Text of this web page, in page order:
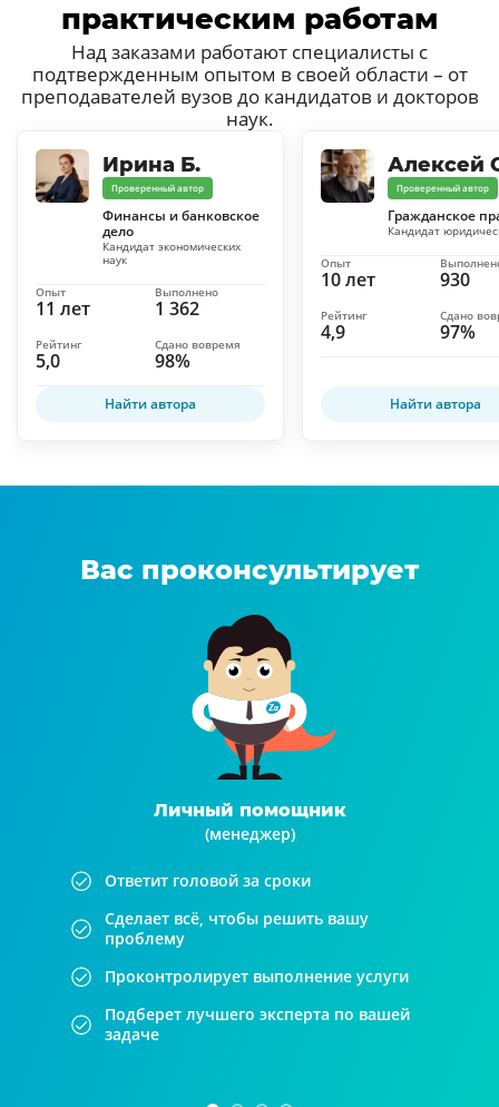
практическим работам
Над заказами работают специалисты с
подтвержденным опытом в своей области – от
преподавателей вузов до кандидатов и докторов
наук.
Ирина Б.
Проверенный автор
Финансы и банковское
дело
Кандидат экономических
наук
11 лет
Опыт
1 362
Выполнено
5,0
Рейтинг
98%
Сдано вовремя
Найти автора
Алексей
Проверенный автор
Гражданское
Кандидат
10 лет
Опыт
930
4,9
Рейтинг
97%
Сдано
Найти автора
Вас проконсультирует
Личный помощник
(менеджер)
Ответит головой за сроки
Сделает всё, чтобы решить вашу
проблему
Проконтролирует выполнение услуги
Подберет лучшего эксперта по вашей
задаче